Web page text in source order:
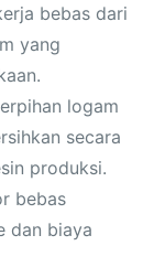
bebas dari
yang
logam
secara
produksi.
bebas
dan biaya